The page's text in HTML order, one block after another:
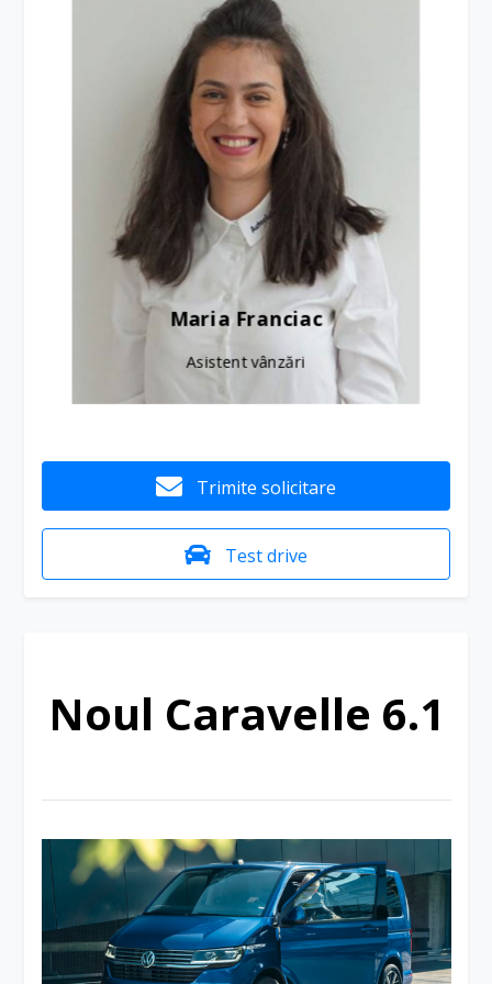
Maria Franciac
Asistent vânzări
Trimite solicitare
Test drive
Noul Caravelle 6.1